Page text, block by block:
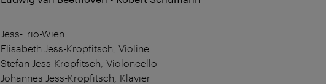
Jess-Trio-Wien:
Elisabeth Jess-Kropfitsch, Violine
Stefan Jess-Kropfitsch, Violoncello
Johannes Jess-Kropfitsch, Klavier